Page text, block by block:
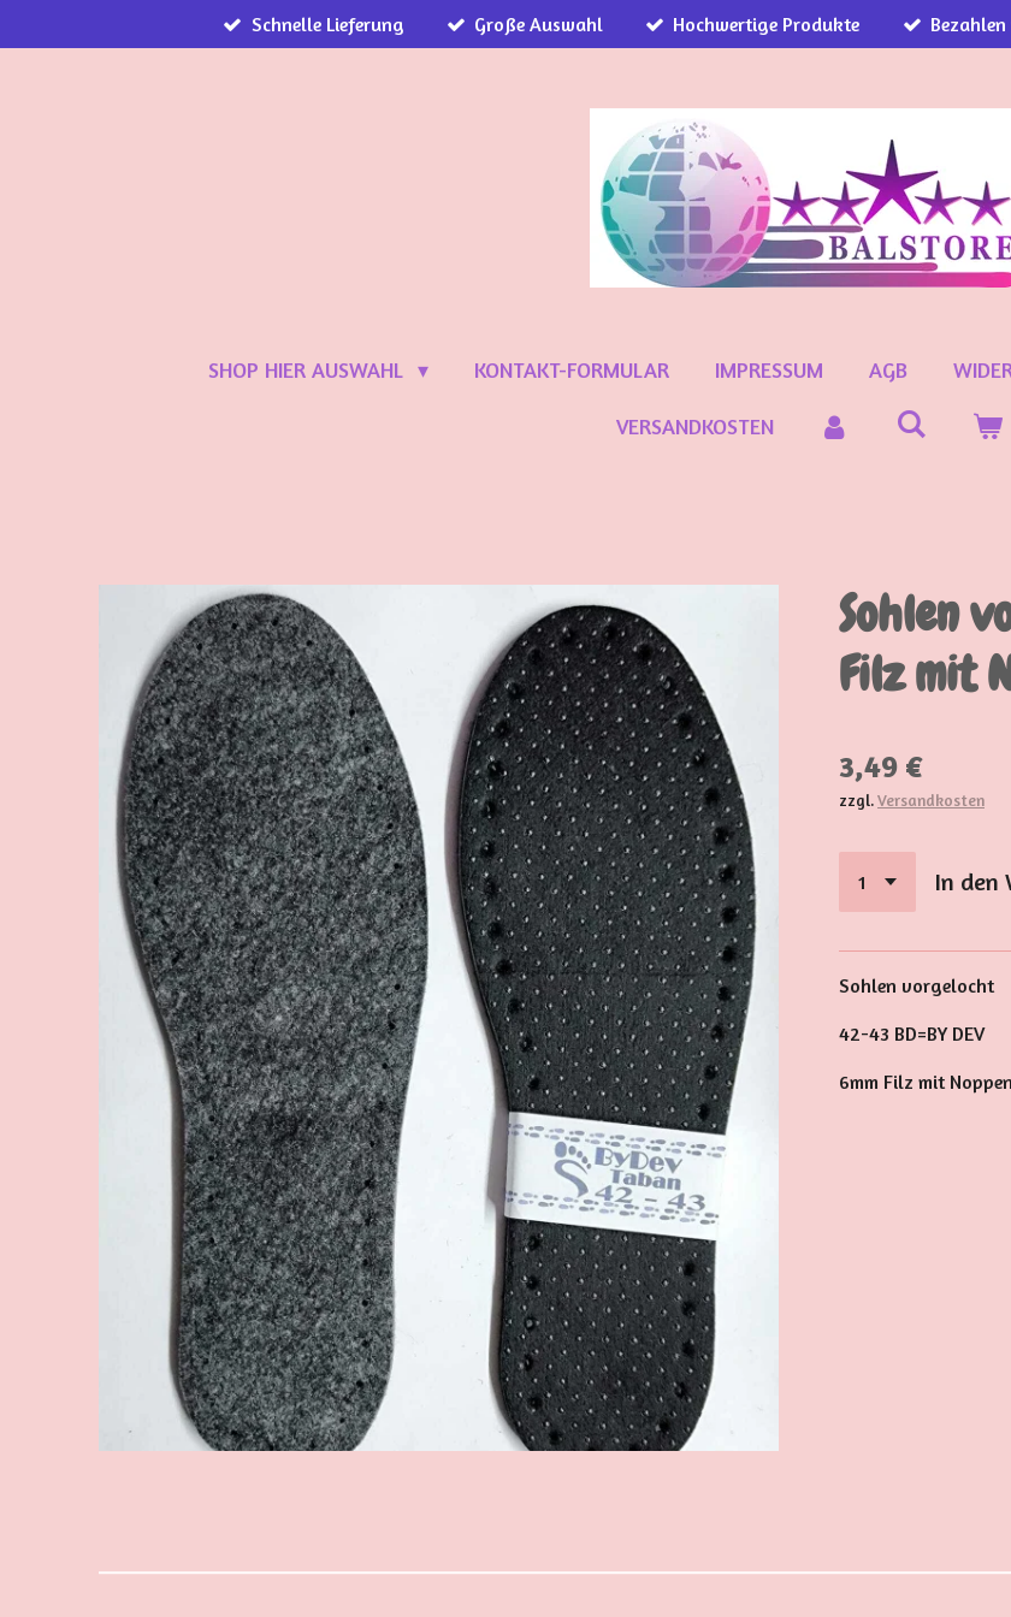
Hauptinhalt
Schnelle Lieferung Große Auswahl Hochwertige Produkte
SHOP HIER AUSWAHL KONTAKT-FORMULAR IMPRESSUM AGB
VERSANDKOSTEN
Sohlen
Filz mit
3,49 €
zzgl.Versandkosten
In den
Sohlen vorgelocht
42-43 BD=BY DEV
6mm Filz mit Noppen